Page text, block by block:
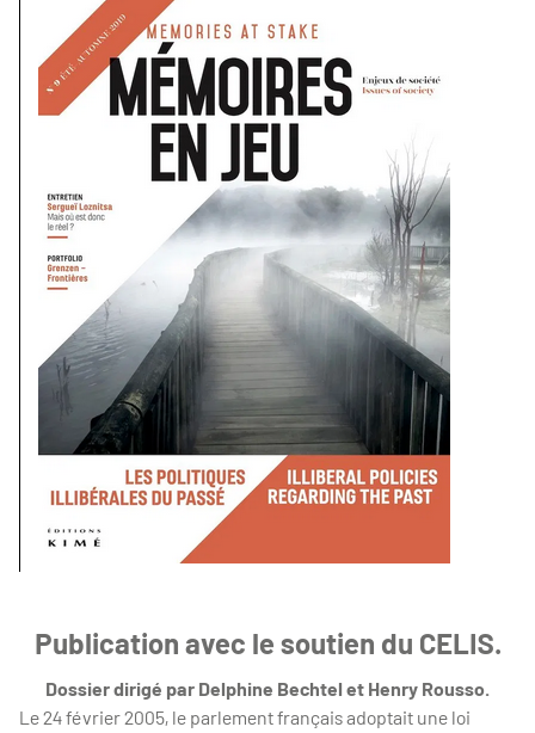
Publication avec le soutien du CELIS.
Dossier dirigé par Delphine Bechtel et Henry Rousso.
Le 24 février 2005, le parlement français adoptait une loi